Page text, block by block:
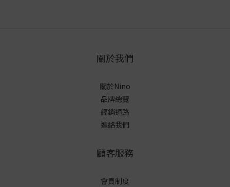
關於我們
關於Nino
品牌總覽
經銷通路
連絡我們
顧客服務
會員制度